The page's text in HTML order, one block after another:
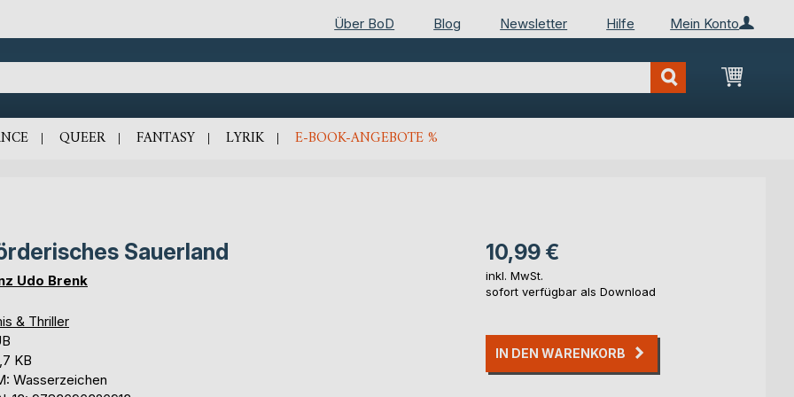
Mein Konto
Über BoD Blog Newsletter Hilfe
Mein
QUEER FANTASY LYRIK E-BOOK-ANGEBOTE %
Sauerland
Udo Brenk
& Thriller
KB
Wasserzeichen
10,99 €
inkl. MwSt.
sofort verfügbar als Download
IN DEN WARENKORB